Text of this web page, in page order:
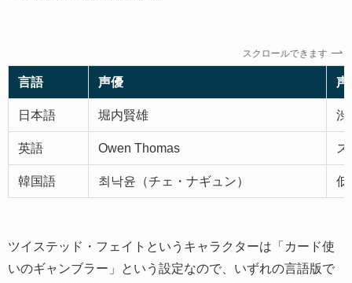
スクロールできます
言語 声優 声
日本語 堀内賢雄 渋
英語 Owen Thomas
韓国語 최낙윤（チェ・ナギュン） 低
ツイステッド・フェイトというキャラクターは「カード使
いのギャンブラー」という設定なので、いずれの言語版で